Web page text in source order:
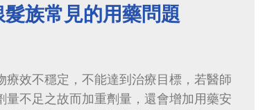
族常見的用藥問題
療效不穩定，不能達到治療目標，若醫師
量不足之故而加重劑量，還會增加用藥安